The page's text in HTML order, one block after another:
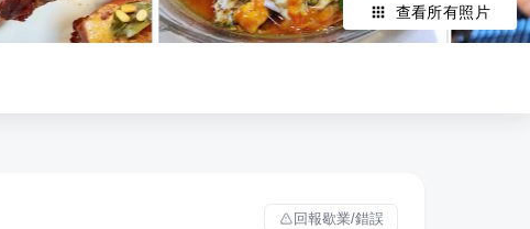
查看所有照片
回報歇業/錯誤